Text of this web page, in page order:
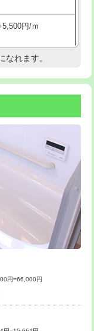
円/ｍ
地調査
33,000円
円
円
円
なれます。
円=66,000円